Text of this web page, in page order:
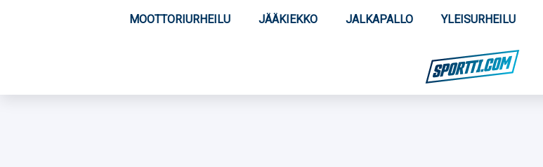
MOOTTORIURHEILU JÄÄKIEKKO JALKAPALLO YLEISURHEILU